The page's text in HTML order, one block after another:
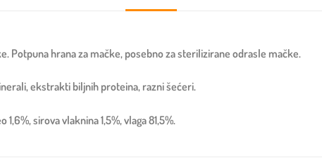
Potpuna hrana za mačke, posebno za sterilizirane odrasle mačke.
ekstrakti biljnih proteina, razni šećeri.
sirova vlaknina 1,5%, vlaga 81,5%.